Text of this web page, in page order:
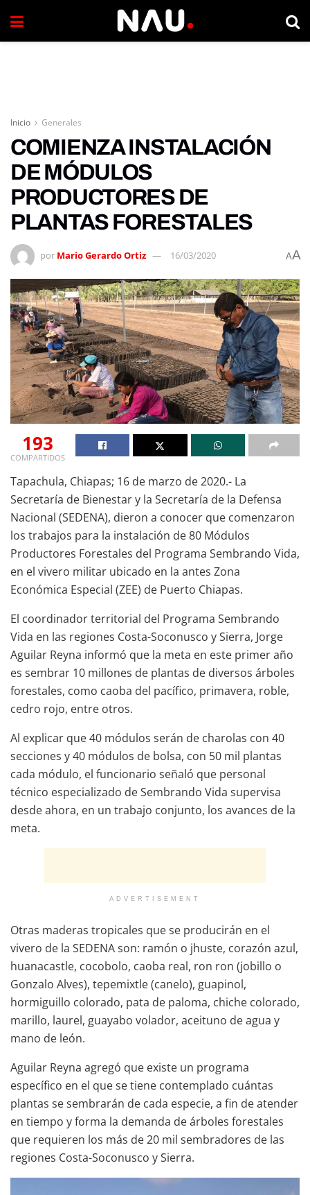
Inicio Generales
COMIENZA INSTALACIÓN
DE MÓDULOS
PRODUCTORES DE
PLANTAS FORESTALES
por Mario Gerardo Ortiz 16/03/2020 AA
193
COMPARTIDOS
Tapachula, Chiapas; 16 de marzo de 2020.- La
Secretaría de Bienestar y la Secretaría de la Defensa
Nacional (SEDENA), dieron a conocer que comenzaron
los trabajos para la instalación de 80 Módulos
Productores Forestales del Programa Sembrando Vida,
en el vivero militar ubicado en la antes Zona
Económica Especial (ZEE) de Puerto Chiapas.
El coordinador territorial del Programa Sembrando
Vida en las regiones Costa-Soconusco y Sierra, Jorge
Aguilar Reyna informó que la meta en este primer año
es sembrar 10 millones de plantas de diversos árboles
forestales, como caoba del pacífico, primavera, roble,
cedro rojo, entre otros.
Al explicar que 40 módulos serán de charolas con 40
secciones y 40 módulos de bolsa, con 50 mil plantas
cada módulo, el funcionario señaló que personal
técnico especializado de Sembrando Vida supervisa
desde ahora, en un trabajo conjunto, los avances de la
meta.
ADVERTISEMENT
Otras maderas tropicales que se producirán en el
vivero de la SEDENA son: ramón o jhuste, corazón azul,
huanacastle, cocobolo, caoba real, ron ron (jobillo o
Gonzalo Alves), tepemixtle (canelo), guapinol,
hormiguillo colorado, pata de paloma, chiche colorado,
marillo, laurel, guayabo volador, aceituno de agua y
mano de león.
Aguilar Reyna agregó que existe un programa
específico en el que se tiene contemplado cuántas
plantas se sembrarán de cada especie, a fin de atender
en tiempo y forma la demanda de árboles forestales
que requieren los más de 20 mil sembradores de las
regiones Costa-Soconusco y Sierra.